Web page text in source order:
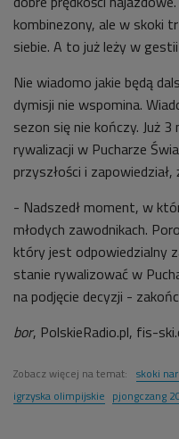
kombinezony, ale w skoki
siebie. A to już leży w
Nie wiadomo jakie będą
dymisji nie wspomina.
sezon się nie kończy. Już
rywalizacji w Pucharze
przyszłości i
- Nadszedł moment, w
młodych zawodnikach.
który jest odpowiedzialny
stanie rywalizować w
na podjęcie decyzji -
bor, PolskieRadio.pl, fis-
Zobacz więcej na temat: skoki
igrzyska olimpijskie pjongczang